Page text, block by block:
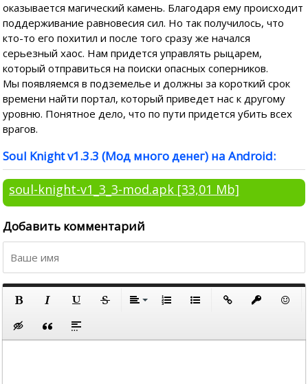
оказывается магический камень. Благодаря ему происходит
поддерживание равновесия сил. Но так получилось, что
кто-то его похитил и после того сразу же начался
серьезный хаос. Нам придется управлять рыцарем,
который отправиться на поиски опасных соперников.
Мы появляемся в подземелье и должны за короткий срок
времени найти портал, который приведет нас к другому
уровню. Понятное дело, что по пути придется убить всех
врагов.
Soul Knight v1.3.3 (Мод много денег) на Android:
soul-knight-v1_3_3-mod.apk [33,01 Mb]
Добавить комментарий
Полужирный Подчеркнутый
По левому краю
По правому краю
Вставка скрытого текста
Вставка цитаты
Вставка спойлера